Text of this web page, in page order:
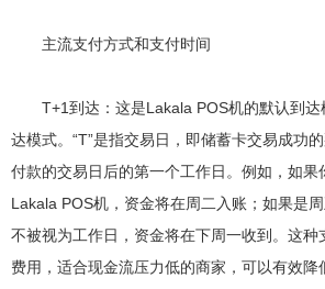
主流支付方式和支付时间
T+1到达：这是Lakala POS机的默认到达
达模式。“T”是指交易日，即储蓄卡交易成功
付款的交易日后的第一个工作日。例如，如果
Lakala POS机，资金将在周二入账；如果是
不被视为工作日，资金将在下周一收到。这种
费用，适合现金流压力低的商家，可以有效降